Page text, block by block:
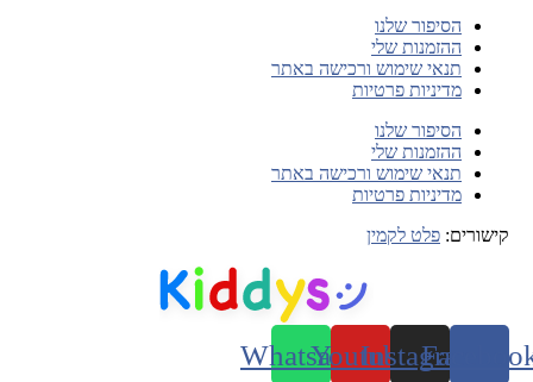
הסיפור שלנו
ההזמנות שלי
תנאי שימוש ורכישה באתר
מדיניות פרטיות
הסיפור שלנו
ההזמנות שלי
תנאי שימוש ורכישה באתר
מדיניות פרטיות
קישורים: פלט לקמין
Instagram
Youtube
Whatsapp